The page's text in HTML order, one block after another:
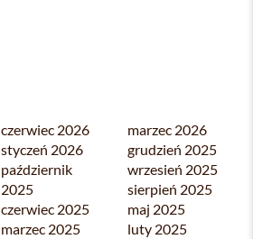
czerwiec 2026
marzec 2026
styczeń 2026
grudzień 2025
październik
2025
wrzesień 2025
sierpień 2025
czerwiec 2025
maj 2025
marzec 2025
luty 2025